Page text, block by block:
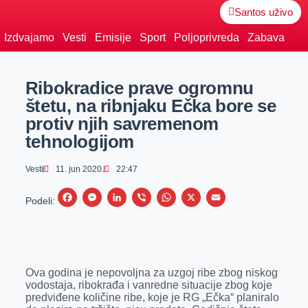
Santos uživo
Izdvajamo Vesti Emisije Sport Poljoprivreda Zabava
Ribokradice prave ogromnu
štetu, na ribnjaku Ečka bore se
protiv njih savremenom
tehnologijom
Vesti 11. jun 2020. 22:47
Podeli:
F
b
o
M
e
n
L
e
d
V
r
W
s
A
X
E
l
Ova godina je nepovoljna za uzgoj ribe zbog niskog
vodostaja, ribokrađa i vanredne situacije zbog koje
predviđene količine ribe, koje je RG „Ečka“ planiralo